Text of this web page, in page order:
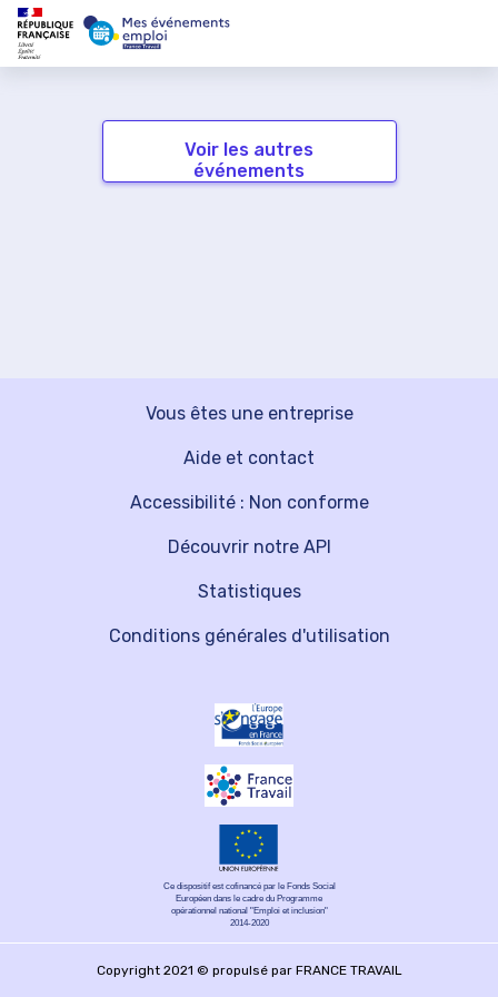
Voir les autres
événements
Vous êtes une entreprise
Découvrir notre API
Aide et contact
Statistiques
Accessibilité : Non conforme
Conditions générales d'utilisation
Ce dispositif est cofinancé par le Fonds Social
Européen dans le cadre du Programme
opérationnel national "Emploi et inclusion"
2014-2020
Copyright 2021 © propulsé par FRANCE TRAVAIL